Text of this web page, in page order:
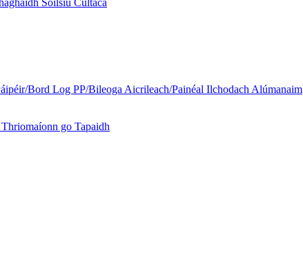
Soilsiú Cúltaca
Bord Log PP/Bileoga Aicrileach/Painéal Ilchodach Alúmanaim
go Tapaidh